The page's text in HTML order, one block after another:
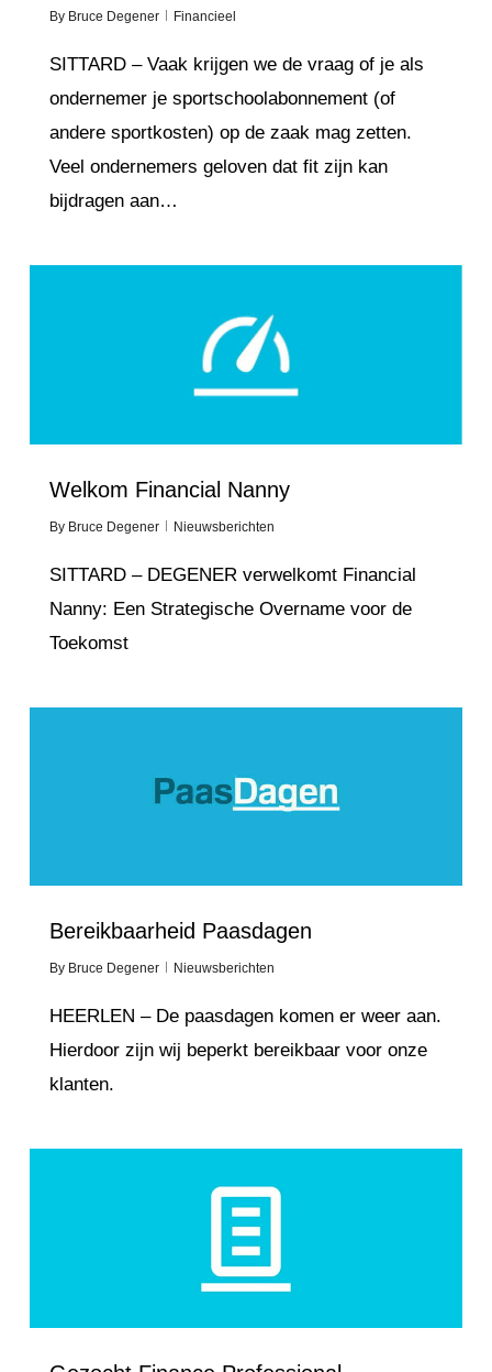
By Bruce Degener Financieel
SITTARD – Vaak krijgen we de vraag of je als
ondernemer je sportschoolabonnement (of
andere sportkosten) op de zaak mag zetten.
Veel ondernemers geloven dat fit zijn kan
bijdragen aan…
Welkom Financial Nanny
By Bruce Degener Nieuwsberichten
SITTARD – DEGENER verwelkomt Financial
Nanny: Een Strategische Overname voor de
Toekomst
Bereikbaarheid Paasdagen
By Bruce Degener Nieuwsberichten
HEERLEN – De paasdagen komen er weer aan.
Hierdoor zijn wij beperkt bereikbaar voor onze
klanten.